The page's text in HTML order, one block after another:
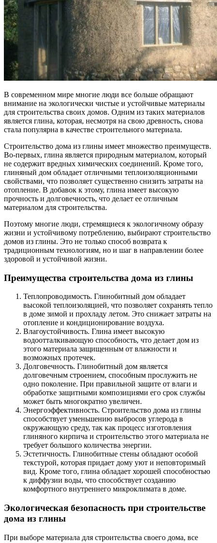
В современном мире многие люди все больше обращают
внимание на экологически чистые и устойчивые материалы
для строительства своих домов. Одним из таких материалов
является глина, которая, несмотря на свою древность, снова
стала популярна в качестве строительного материала.
Строительство дома из глины имеет множество преимуществ.
Во-первых, глина является природным материалом, который
не содержит вредных химических соединений. Кроме того,
глиняный дом обладает отличными теплоизоляционными
свойствами, что позволяет существенно снизить затраты на
отопление. В добавок к этому, глина имеет высокую
прочность и долговечность, что делает ее отличным
материалом для строительства.
Поэтому многие люди, стремящиеся к экологичному образу
жизни и устойчивому потреблению, выбирают строительство
домов из глины. Это не только способ возврата к
традиционным технологиям, но и шаг в направлении более
здоровой и устойчивой жизни.
Преимущества строительства дома из глины
Теплопроводимость. Глинобитный дом обладает
высокой теплоизоляцией, что позволяет сохранять тепло
в доме зимой и прохладу летом. Это снижает затраты на
отопление и кондиционирование воздуха.
Влагоустойчивость. Глина имеет высокую
водоотталкивающую способность, что делает дом из
этого материала защищенным от влажности и
возможных протечек.
Долговечность. Глинобитный дом является
долговечным строением, способным прослужить не
одно поколение. При правильной защите от влаги и
обработке защитными композициями его срок службы
может быть многократно увеличен.
Энергоэффективность. Строительство дома из глины
способствует уменьшению выбросов углерода в
окружающую среду, так как процесс изготовления
глиняного кирпича и строительство этого материала не
требует большого количества энергии.
Эстетичность. Глинобитные стены обладают особой
текстурой, которая придает дому уют и неповторимый
вид. Кроме того, глина обладает хорошей способностью
к диффузии воды, что способствует созданию
комфортного внутреннего микроклимата в доме.
Экологическая безопасность при строительстве
дома из глины
При выборе материала для строительства своего дома, все